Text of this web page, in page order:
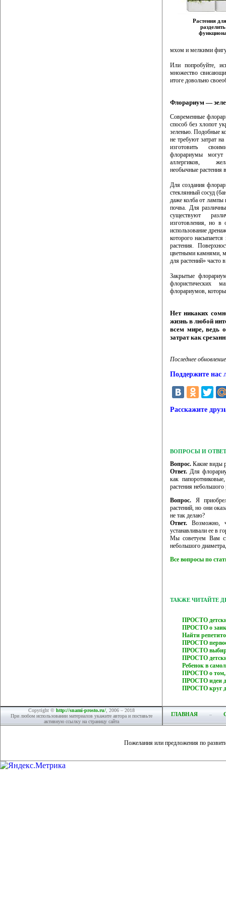
Растения
мхом и мелкими
Или попробуйте,
множество
итоге довольно
Флорариум —
Современные
способ без хлопот
зеленью. Подобные
не требуют затрат
изготовить
флорариумы могут
аллергиков,
необычные растения
Для создания
стеклянный сосуд
даже колба от лампы
почва. Для
существуют
изготовления, но в
использование
которого
растения.
цветными камнями,
для растений» часто
Закрытые
флористических
флорариумов,
Нет никаких
жизнь в любой
всем мире, ведь
затрат как
Последнее
Поддержите нас
Расскажите
ВОПРОСЫ И
Вопрос. Какие виды
Ответ. Для
как
растения небольшого
Вопрос. Я
растений, но они
не так делаю?
Ответ. Возможно,
устанавливали ее в
Мы советуем Вам
небольшого
Все вопросы по
ТАКЖЕ ЧИТАЙТЕ
ПРОСТО
ПРОСТО о
Найти
ПРОСТО
ПРОСТО
ПРОСТО
Ребенок в
ПРОСТО о том,
ПРОСТО идеи
ПРОСТО круг
Copyright © http://snami-prosto.ru/, 2006 – 2018
При любом использовании материалов укажите автора и поставьте
активную ссылку на страницу сайта
ГЛАВНАЯ
Пожелания или предложения по